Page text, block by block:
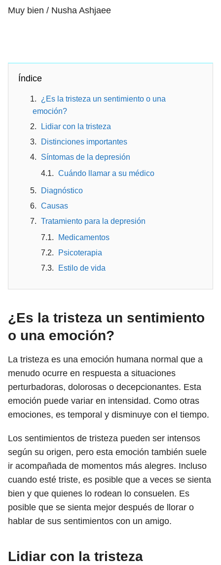
Muy bien / Nusha Ashjaee
Índice
¿Es la tristeza un sentimiento o una
emoción?
Lidiar con la tristeza
Distinciones importantes
Síntomas de la depresión
Cuándo llamar a su médico
Diagnóstico
Causas
Tratamiento para la depresión
Medicamentos
Psicoterapia
Estilo de vida
¿Es la tristeza un sentimiento
o una emoción?
La tristeza es una emoción humana normal que a
menudo ocurre en respuesta a situaciones
perturbadoras, dolorosas o decepcionantes. Esta
emoción puede variar en intensidad. Como otras
emociones, es temporal y disminuye con el tiempo.
Los sentimientos de tristeza pueden ser intensos
según su origen, pero esta emoción también suele
ir acompañada de momentos más alegres. Incluso
cuando esté triste, es posible que a veces se sienta
bien y que quienes lo rodean lo consuelen. Es
posible que se sienta mejor después de llorar o
hablar de sus sentimientos con un amigo.
Lidiar con la tristeza